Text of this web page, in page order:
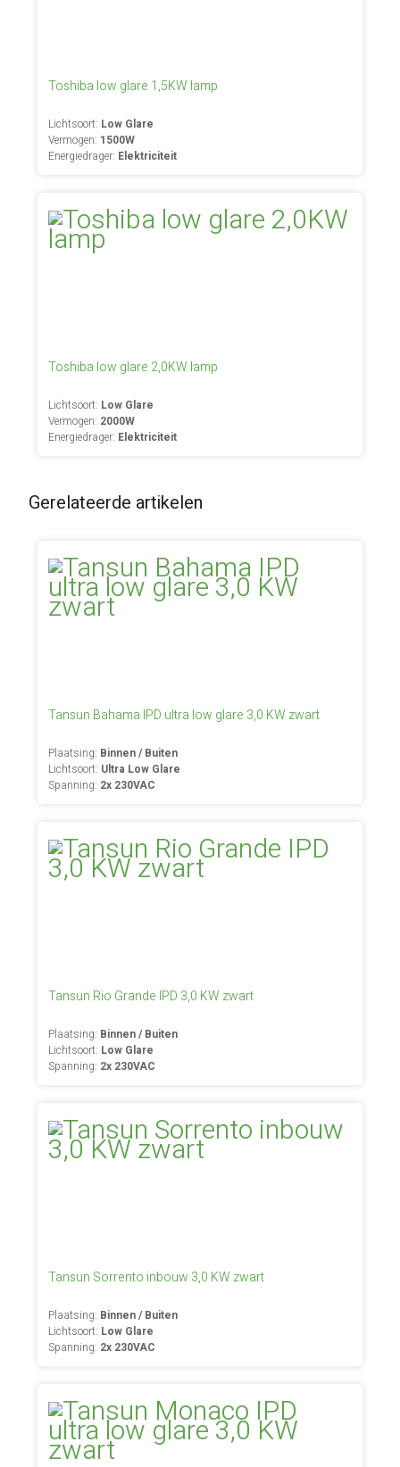
Toshiba low glare 1,5KW lamp
Lichtsoort: Low Glare
Vermogen: 1500W
Energiedrager: Elektriciteit
Toshiba low glare 2,0KW lamp
Lichtsoort: Low Glare
Vermogen: 2000W
Energiedrager: Elektriciteit
Gerelateerde artikelen
Tansun Bahama IPD ultra low glare 3,0 KW zwart
Plaatsing: Binnen / Buiten
Lichtsoort: Ultra Low Glare
Spanning: 2x 230VAC
Tansun Rio Grande IPD 3,0 KW zwart
Plaatsing: Binnen / Buiten
Lichtsoort: Low Glare
Spanning: 2x 230VAC
Tansun Sorrento inbouw 3,0 KW zwart
Plaatsing: Binnen / Buiten
Lichtsoort: Low Glare
Spanning: 2x 230VAC